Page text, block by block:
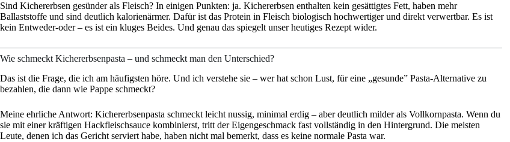
Sind Kichererbsen gesünder als Fleisch? In einigen Punkten: ja. Kichererbsen enthalten kein gesättigtes Fett, haben mehr
Ballaststoffe und sind deutlich kalorienärmer. Dafür ist das Protein in Fleisch biologisch hochwertiger und direkt verwertbar. Es ist
kein Entweder-oder – es ist ein kluges Beides. Und genau das spiegelt unser heutiges Rezept wider.
Wie schmeckt Kichererbsenpasta – und schmeckt man den Unterschied?
Das ist die Frage, die ich am häufigsten höre. Und ich verstehe sie – wer hat schon Lust, für eine „gesunde” Pasta-Alternative zu
bezahlen, die dann wie Pappe schmeckt?
Meine ehrliche Antwort: Kichererbsenpasta schmeckt leicht nussig, minimal erdig – aber deutlich milder als Vollkornpasta. Wenn du
sie mit einer kräftigen Hackfleischsauce kombinierst, tritt der Eigengeschmack fast vollständig in den Hintergrund. Die meisten
Leute, denen ich das Gericht serviert habe, haben nicht mal bemerkt, dass es keine normale Pasta war.